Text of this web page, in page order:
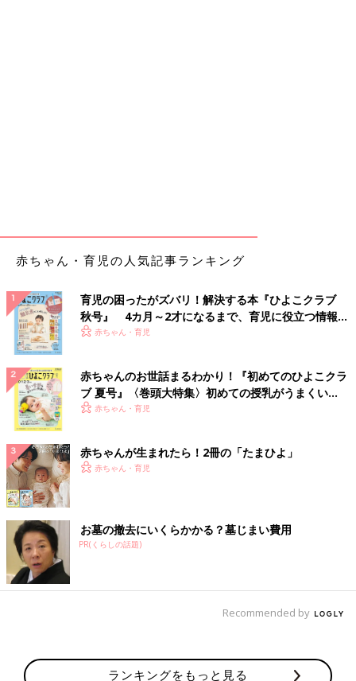
赤ちゃん・育児の人気記事ランキング
育児の困ったがズバリ！解決する本『ひよこクラブ
秋号』 4カ月～2才になるまで、育児に役立つ情報が
いっぱい！
赤ちゃん・育児
赤ちゃんのお世話まるわかり！『初めてのひよこクラ
ブ 夏号』〈巻頭大特集〉初めての授乳がうまくい
く！ おっぱい・ミルクの基本と夏のトラブル 解決テ
赤ちゃん・育児
赤ちゃんが生まれたら！2冊の「たまひよ」
赤ちゃん・育児
お墓の撤去にいくらかかる？墓じまい費用
PR(くらしの話題)
Recommended by
ランキングをもっと見る